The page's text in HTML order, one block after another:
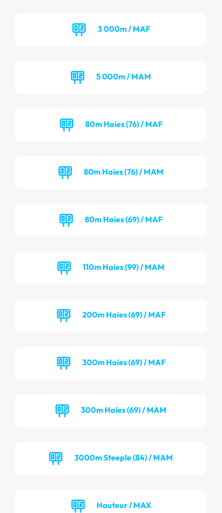
3 000m / MAF
5 000m / MAM
80m Haies (76) / MAF
80m Haies (76) / MAM
80m Haies (69) / MAF
110m Haies (99) / MAM
200m Haies (69) / MAF
300m Haies (69) / MAF
300m Haies (69) / MAM
3000m Steeple (84) / MAM
Hauteur / MAX